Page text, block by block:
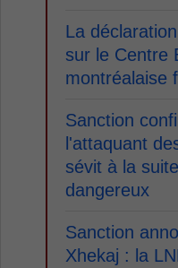
La
sur le Centre
montréalaise
Sanction
l'attaquant
sévit à la
dangereux
Sanction
Xhekaj : la